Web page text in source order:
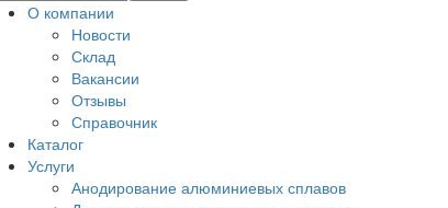
О компании
Новости
Склад
Вакансии
Отзывы
Справочник
Каталог
Услуги
Анодирование алюминиевых сплавов